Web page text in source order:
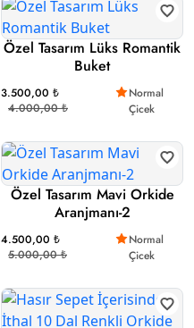
Özel Tasarım Lüks Romantik
Buket
3.500,00 ₺
4.000,00 ₺
Normal
Çicek
Özel Tasarım Mavi Orkide
Aranjmanı-2
4.500,00 ₺
5.000,00 ₺
Normal
Çicek